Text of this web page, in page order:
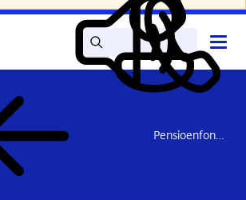
Zoek Lees
voor
Mijn
DNB
Contact
Pensioenfondsen